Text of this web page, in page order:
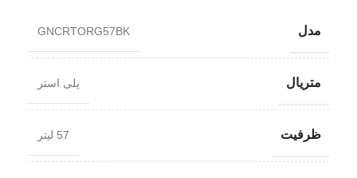
مدل GNCRTORG57BK
متریال پلی استر
ظرفیت 57 لیتر